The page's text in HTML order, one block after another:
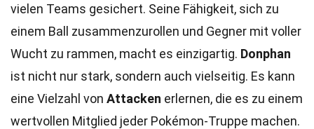
vielen Teams gesichert. Seine Fähigkeit, sich zu
einem Ball zusammenzurollen und Gegner mit voller
Wucht zu rammen, macht es einzigartig. Donphan
ist nicht nur stark, sondern auch vielseitig. Es kann
eine Vielzahl von Attacken erlernen, die es zu einem
wertvollen Mitglied jeder Pokémon-Truppe machen.